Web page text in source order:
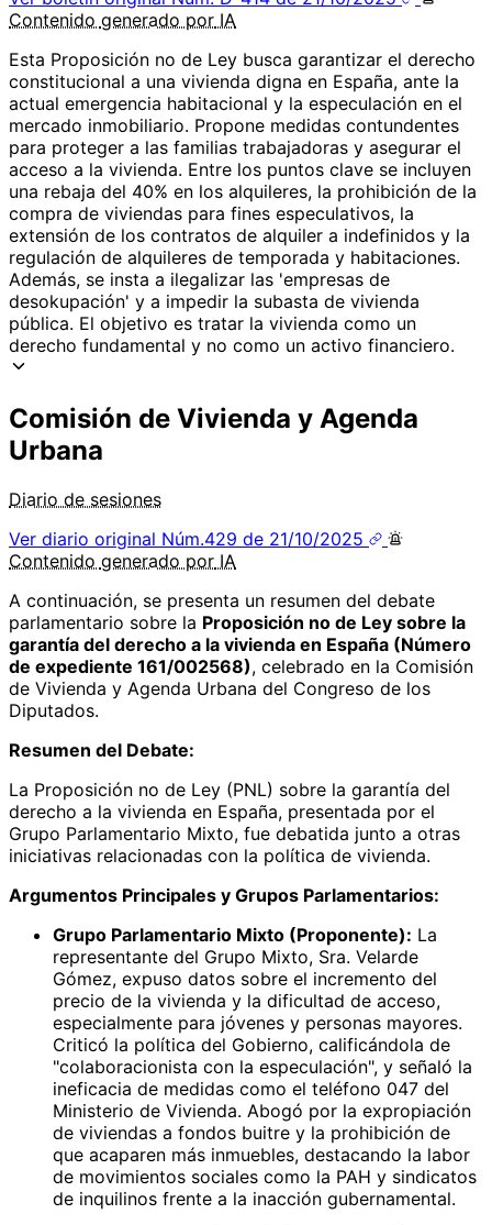
Contenido generado por IA
Esta Proposición no de Ley busca garantizar el derecho
constitucional a una vivienda digna en España, ante la
actual emergencia habitacional y la especulación en el
mercado inmobiliario. Propone medidas contundentes
para proteger a las familias trabajadoras y asegurar el
acceso a la vivienda. Entre los puntos clave se incluyen
una rebaja del 40% en los alquileres, la prohibición de la
compra de viviendas para fines especulativos, la
extensión de los contratos de alquiler a indefinidos y la
regulación de alquileres de temporada y habitaciones.
Además, se insta a ilegalizar las 'empresas de
desokupación' y a impedir la subasta de vivienda
pública. El objetivo es tratar la vivienda como un
derecho fundamental y no como un activo financiero.
Comisión de Vivienda y Agenda
Urbana
Diario de sesiones
Ver diario original Núm.429 de 21/10/2025
Contenido generado por IA
A continuación, se presenta un resumen del debate
parlamentario sobre la Proposición no de Ley sobre la
garantía del derecho a la vivienda en España (Número
de expediente 161/002568), celebrado en la Comisión
de Vivienda y Agenda Urbana del Congreso de los
Diputados.
Resumen del Debate:
La Proposición no de Ley (PNL) sobre la garantía del
derecho a la vivienda en España, presentada por el
Grupo Parlamentario Mixto, fue debatida junto a otras
iniciativas relacionadas con la política de vivienda.
Argumentos Principales y Grupos Parlamentarios:
Grupo Parlamentario Mixto (Proponente): La
representante del Grupo Mixto, Sra. Velarde
Gómez, expuso datos sobre el incremento del
precio de la vivienda y la dificultad de acceso,
especialmente para jóvenes y personas mayores.
Criticó la política del Gobierno, calificándola de
"colaboracionista con la especulación", y señaló la
ineficacia de medidas como el teléfono 047 del
Ministerio de Vivienda. Abogó por la expropiación
de viviendas a fondos buitre y la prohibición de
que acaparen más inmuebles, destacando la labor
de movimientos sociales como la PAH y sindicatos
de inquilinos frente a la inacción gubernamental.